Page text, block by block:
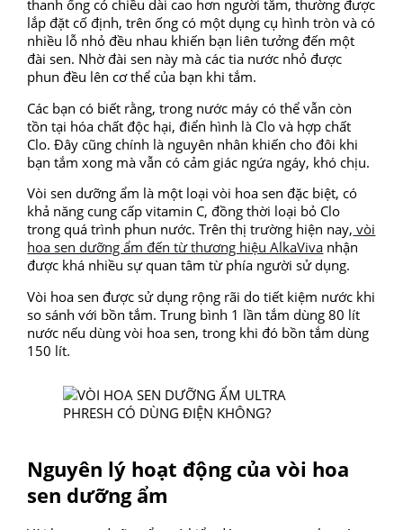
thanh ống có chiều dài cao hơn người tắm, thường được
lắp đặt cố định, trên ống có một dụng cụ hình tròn và có
nhiều lỗ nhỏ đều nhau khiến bạn liên tưởng đến một
đài sen. Nhờ đài sen này mà các tia nước nhỏ được
phun đều lên cơ thể của bạn khi tắm.
Các bạn có biết rằng, trong nước máy có thể vẫn còn
tồn tại hóa chất độc hại, điển hình là Clo và hợp chất
Clo. Đây cũng chính là nguyên nhân khiến cho đôi khi
bạn tắm xong mà vẫn có cảm giác ngứa ngáy, khó chịu.
Vòi sen dưỡng ẩm là một loại vòi hoa sen đặc biệt, có
khả năng cung cấp vitamin C, đồng thời loại bỏ Clo
trong quá trình phun nước. Trên thị trường hiện nay, vòi
hoa sen dưỡng ẩm đến từ thương hiệu AlkaViva nhận
được khá nhiều sự quan tâm từ phía người sử dụng.
Vòi hoa sen được sử dụng rộng rãi do tiết kiệm nước khi
so sánh với bồn tắm. Trung bình 1 lần tắm dùng 80 lít
nước nếu dùng vòi hoa sen, trong khi đó bồn tắm dùng
150 lít.
Nguyên lý hoạt động của vòi hoa
sen dưỡng ẩm